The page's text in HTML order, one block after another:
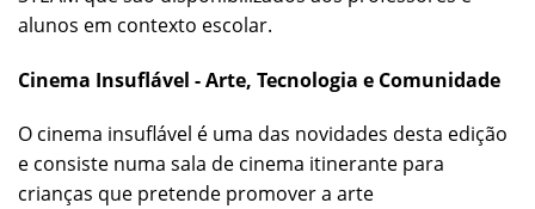
alunos em contexto escolar.
Cinema Insuflável - Arte, Tecnologia e Comunidade
O cinema insuflável é uma das novidades desta edição
e consiste numa sala de cinema itinerante para
crianças que pretende promover a arte